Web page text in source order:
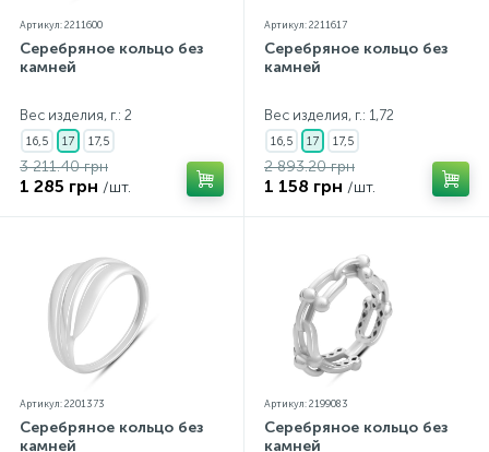
Артикул: 2211600
Серебряное кольцо без
камней
Вес изделия, г.: 2
16,5 17 17,5
3 211.40 грн
1 285 грн /шт.
Артикул: 2211617
Серебряное кольцо без
камней
Вес изделия, г.: 1,72
16,5 17 17,5
2 893.20 грн
1 158 грн /шт.
Артикул: 2201373
Серебряное кольцо без
камней
Артикул: 2199083
Серебряное кольцо без
камней